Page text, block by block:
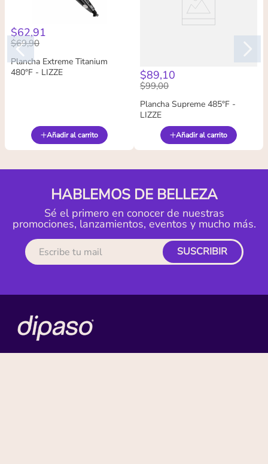
$62,91
$69,90
Plancha Extreme Titanium
480°F - LIZZE
Añadir al carrito
$89,10
$99,00
Plancha Supreme 485°F -
LIZZE
Añadir al carrito
HABLEMOS DE BELLEZA
Sé el primero en conocer de nuestras
promociones, lanzamientos, eventos y mucho más.
SUSCRIBIR